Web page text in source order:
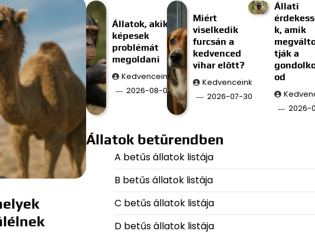
Állatok, akik
képesek
problémát
megoldani
Kedvenceink
2026-08-01
Miért
viselkedik
furcsán a
kedvenced
vihar előtt?
Kedvenceink
2026-07-30
Állati
k, amik
tják a
od
2026-
Állatok betűrendben
A betűs állatok listája
B betűs állatok listája
C betűs állatok listája
D betűs állatok listája